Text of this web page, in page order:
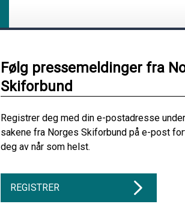
Følg pressemeldinger fra
Skiforbund
Registrer deg med din e-postadresse
sakene fra Norges Skiforbund på e-post
deg av når som helst.
REGISTRER